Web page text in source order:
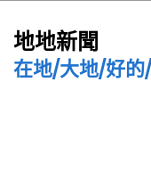
地地新聞
在地/大地/好